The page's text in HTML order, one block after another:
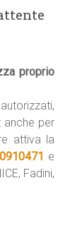
proprio
anche per
attiva la
e
Fadini,